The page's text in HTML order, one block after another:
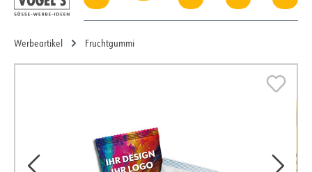
Werbeartikel Fruchtgummi